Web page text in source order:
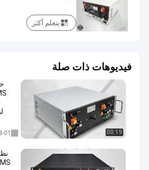
يتعلم أكثر
فيديوهات ذات صلة
00:19 نظام01